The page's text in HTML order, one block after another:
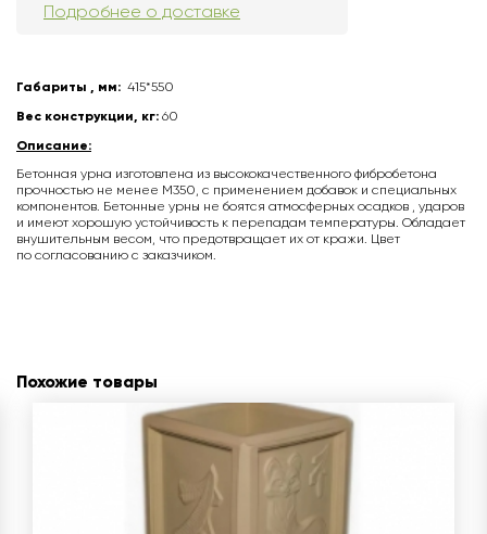
Подробнее о доставке
Габариты , мм: 415*550
Вес конструкции, кг: 60
Описание:
Бетонная урна изготовлена из высококачественного фибробетона
прочностью не менее М350, с применением добавок и специальных
компонентов. Бетонные урны не боятся атмосферных осадков , ударов
и имеют хорошую устойчивость к перепадам температуры. Обладает
внушительным весом, что предотвращает их от кражи. Цвет
по согласованию с заказчиком.
Похожие товары